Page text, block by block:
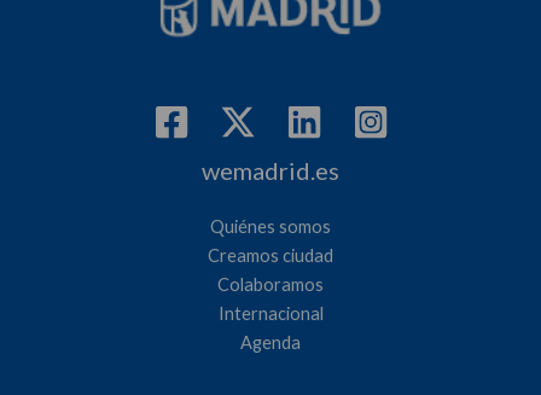
wemadrid.es
Quiénes somos
Creamos ciudad
Colaboramos
Internacional
Agenda